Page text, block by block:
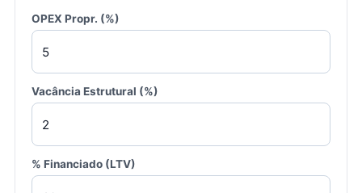
OPEX Propr. (%)
Vacância Estrutural (%)
% Financiado (LTV)